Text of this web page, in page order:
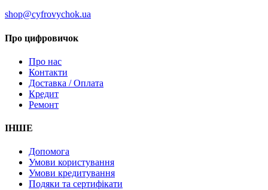
shop@cyfrovychok.ua
Про цифровичок
Про нас
Контакти
Доставка / Оплата
Кредит
Ремонт
ІНШЕ
Допомога
Умови користування
Умови кредитування
Подяки та сертифікати